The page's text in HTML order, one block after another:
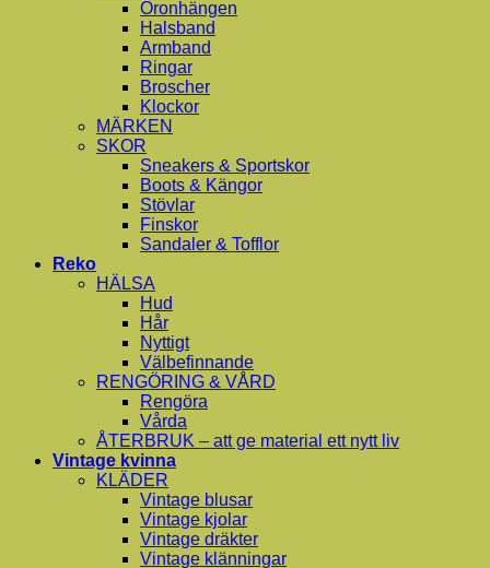
Öronhängen
Halsband
Armband
Ringar
Broscher
Klockor
MÄRKEN
SKOR
Sneakers & Sportskor
Boots & Kängor
Stövlar
Finskor
Sandaler & Tofflor
Reko
HÄLSA
Hud
Hår
Nyttigt
Välbefinnande
RENGÖRING & VÅRD
Rengöra
Vårda
ÅTERBRUK – att ge material ett nytt liv
Vintage kvinna
KLÄDER
Vintage blusar
Vintage kjolar
Vintage dräkter
Vintage klänningar